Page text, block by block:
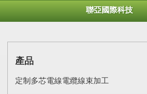
聯亞國際科技
產品
定制多芯電線電纜線束加工